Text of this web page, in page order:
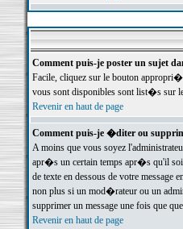
Comment puis-je poster un sujet
Facile, cliquez sur le bouton
vous sont disponibles sont list�s sur
Revenir en haut de page
Comment puis-je �diter ou
A moins que vous soyez
apr�s un certain temps apr�s qu'il
de texte en dessous de votre
non plus si un mod�rateur ou un
supprimer un message une fois que
Revenir en haut de page